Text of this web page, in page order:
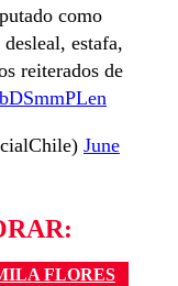
como
estafa,
reiterados de
June
FLORES